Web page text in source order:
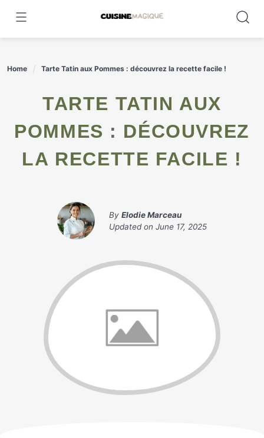
content
Home Tarte Tatin aux Pommes : découvrez la recette facile !
TARTE TATIN AUX
POMMES : DÉCOUVREZ
LA RECETTE FACILE !
By Elodie Marceau
Updated on June 17, 2025